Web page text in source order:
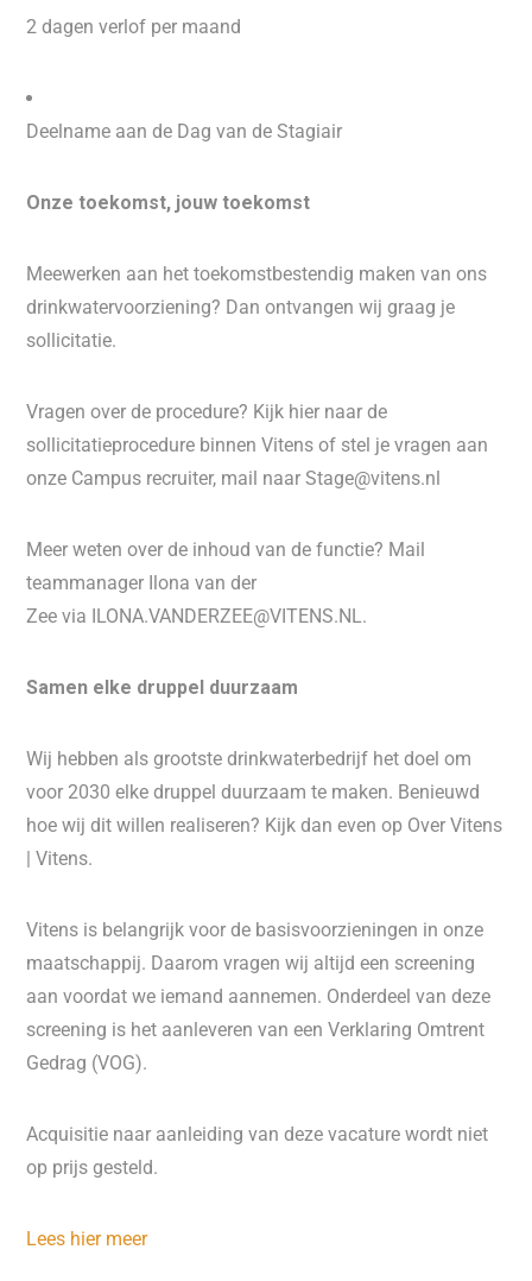
2 dagen verlof per maand
Deelname aan de Dag van de Stagiair
Onze toekomst, jouw toekomst
Meewerken aan het toekomstbestendig maken van ons
drinkwatervoorziening? Dan ontvangen wij graag je
sollicitatie.
Vragen over de procedure? Kijk hier naar de
sollicitatieprocedure binnen Vitens of stel je vragen aan
onze Campus recruiter, mail naar Stage@vitens.nl
Meer weten over de inhoud van de functie? Mail
teammanager Ilona van der
Zee via ILONA.VANDERZEE@VITENS.NL.
Samen elke druppel duurzaam
Wij hebben als grootste drinkwaterbedrijf het doel om
voor 2030 elke druppel duurzaam te maken. Benieuwd
hoe wij dit willen realiseren? Kijk dan even op Over Vitens
| Vitens.
Vitens is belangrijk voor de basisvoorzieningen in onze
maatschappij. Daarom vragen wij altijd een screening
aan voordat we iemand aannemen. Onderdeel van deze
screening is het aanleveren van een Verklaring Omtrent
Gedrag (VOG).
Acquisitie naar aanleiding van deze vacature wordt niet
op prijs gesteld.
Lees hier meer